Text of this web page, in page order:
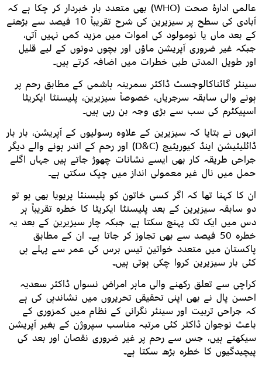
عالمی ادارۂ صحت (WHO) بھی متعدد بار خبردار کر چکا ہے کہ
آبادی کی سطح پر سیزیرین کی شرح تقریباً 10 فیصد سے بڑھنے
کے بعد ماں یا نومولود کی اموات میں مزید کمی نہیں آتی،
جبکہ غیر ضروری آپریشن ماؤں اور بچوں دونوں کے لیے قلیل
اور طویل المدتی طبی خطرات میں اضافہ کرتے ہیں۔
سینئر گائناکالوجسٹ ڈاکٹر سمرینہ ہاشمی کے مطابق رحم پر
ہونے والی سابقہ سرجریاں، خصوصاً سیزیرین، پلیسنٹا ایکریٹا
اسپیکٹرم کی سب سے بڑی وجہ بن رہی ہیں۔
انہوں نے بتایا کہ سیزیرین کے علاوہ رسولیوں کے آپریشن، بار بار
ڈائلیٹیشن اینڈ کیوریٹیج (D&C) اور رحم کے اندر ہونے والے دیگر
جراحی طریقہ کار بھی ایسے نشانات چھوڑ جاتے ہیں جہاں اگلے
حمل میں نال غیر معمولی انداز میں چپک سکتی ہے۔
ان کا کہنا تھا کہ اگر کسی خاتون کو پلیسنٹا پریویا بھی ہو تو
دو سابقہ سیزیرین کے بعد پلیسنٹا ایکریٹا کا خطرہ تقریباً ہر
دس میں ایک تک پہنچ سکتا ہے، جبکہ چار سیزیرین کے بعد یہ
خطرہ 50 فیصد سے بھی تجاوز کر جاتا ہے۔ ان کے مطابق
پاکستان میں متعدد خواتین تیس برس کی عمر سے پہلے ہی
کئی بار سیزیرین کروا چکی ہوتی ہیں۔
کراچی سے تعلق رکھنے والی ماہر امراضِ نسواں ڈاکٹر سعدیہ
احسن پال نے بھی اپنی تحقیقی تحریروں میں نشاندہی کی ہے
کہ جراحی تربیت اور سینئر نگرانی کے نظام میں کمزوری کے
باعث نوجوان ڈاکٹر کئی مرتبہ مناسب سپروژن کے بغیر آپریشن
سیکھتے ہیں، جس سے رحم پر غیر ضروری نقصان اور بعد کی
پیچیدگیوں کا خطرہ بڑھ سکتا ہے۔